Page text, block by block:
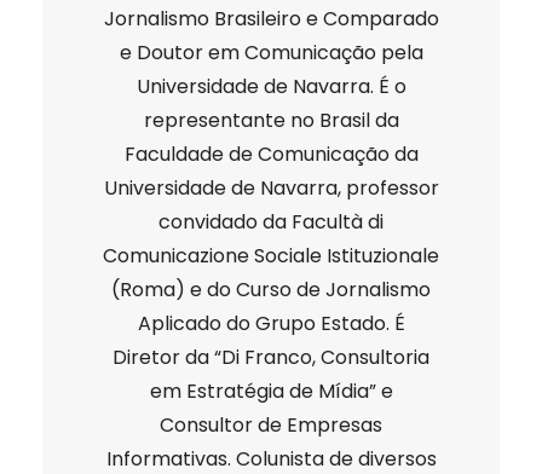
Jornalismo Brasileiro e Comparado
e Doutor em Comunicação pela
Universidade de Navarra. É o
representante no Brasil da
Faculdade de Comunicação da
Universidade de Navarra, professor
convidado da Facultà di
Comunicazione Sociale Istituzionale
(Roma) e do Curso de Jornalismo
Aplicado do Grupo Estado. É
Diretor da “Di Franco, Consultoria
em Estratégia de Mídia” e
Consultor de Empresas
Informativas. Colunista de diversos